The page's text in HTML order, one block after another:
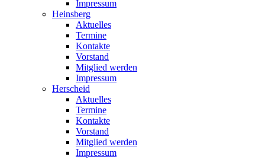
Impressum
Heinsberg
Aktuelles
Termine
Kontakte
Vorstand
Mitglied werden
Impressum
Herscheid
Aktuelles
Termine
Kontakte
Vorstand
Mitglied werden
Impressum